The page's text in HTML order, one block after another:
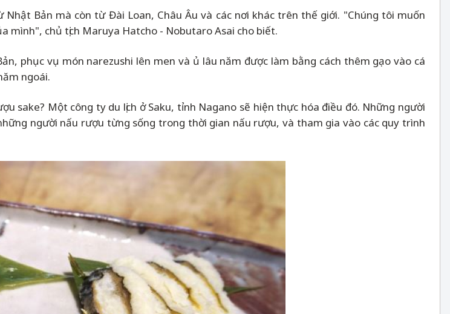
Bản mà còn từ Đài Loan, Châu Âu và các nơi khác trên thế giới. "Chúng tôi muốn
mình", chủ tịch Maruya Hatcho - Nobutaro Asai cho biết.
phục vụ món narezushi lên men và ủ lâu năm được làm bằng cách thêm gạo vào cá
ngoái.
sake? Một công ty du lịch ở Saku, tỉnh Nagano sẽ hiện thực hóa điều đó. Những người
người nấu rượu từng sống trong thời gian nấu rượu, và tham gia vào các quy trình